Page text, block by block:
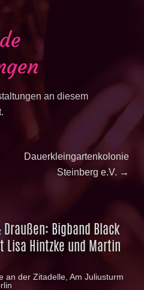
an diesem
Next
Dauerkleingartenkolonie
Steinberg e.V. →
Draußen: Bigband Black
Lisa Hintzke und Martin
an der Zitadelle, Am Juliusturm